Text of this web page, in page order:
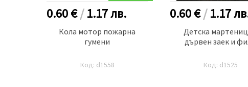
0.60 €/1.17лв.
Кола мотор пожарна
гумени
Код: d1558
0.60 €/1.17
Детска
дървен заек и
Код: d1525